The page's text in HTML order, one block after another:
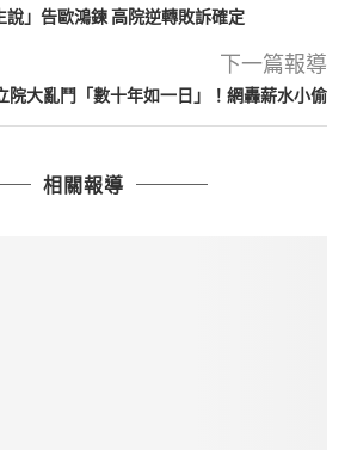
」告歐鴻鍊 高院逆轉敗訴確定
下一篇報導
院大亂鬥「數十年如一日」！網轟薪水小偷
相關報導